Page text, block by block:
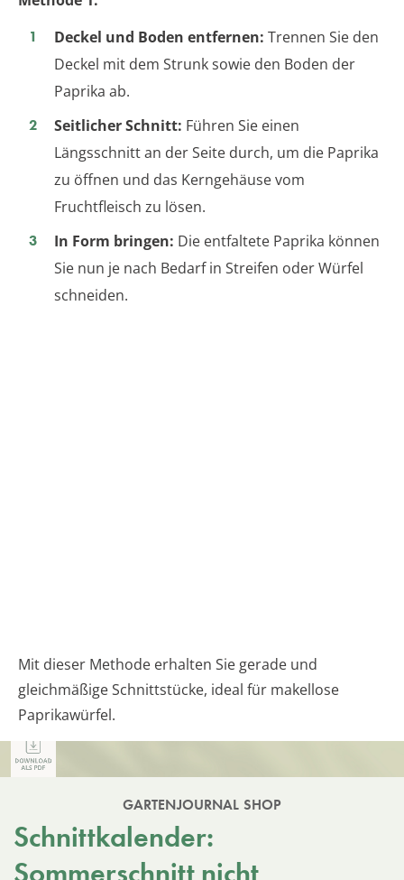
Deckel und Boden entfernen: Trennen Sie den
Deckel mit dem Strunk sowie den Boden der
Paprika ab.
Seitlicher Schnitt: Führen Sie einen
Längsschnitt an der Seite durch, um die Paprika
zu öffnen und das Kerngehäuse vom
Fruchtfleisch zu lösen.
In Form bringen: Die entfaltete Paprika können
Sie nun je nach Bedarf in Streifen oder Würfel
schneiden.
Mit dieser Methode erhalten Sie gerade und
gleichmäßige Schnittstücke, ideal für makellose
Paprikawürfel.
GARTENJOURNAL SHOP
Schnittkalender: